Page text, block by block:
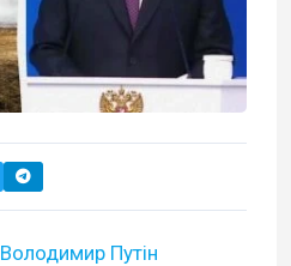
Володимир Путін